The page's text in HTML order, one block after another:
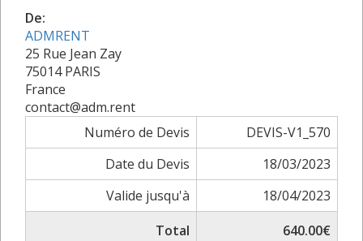
De:
ADMRENT
25 Rue Jean Zay
75014 PARIS
France
contact@adm.rent
Numéro de Devis
DEVIS-V1_570
Date du Devis
18/03/2023
Valide jusqu'à
18/04/2023
Total
640.00€